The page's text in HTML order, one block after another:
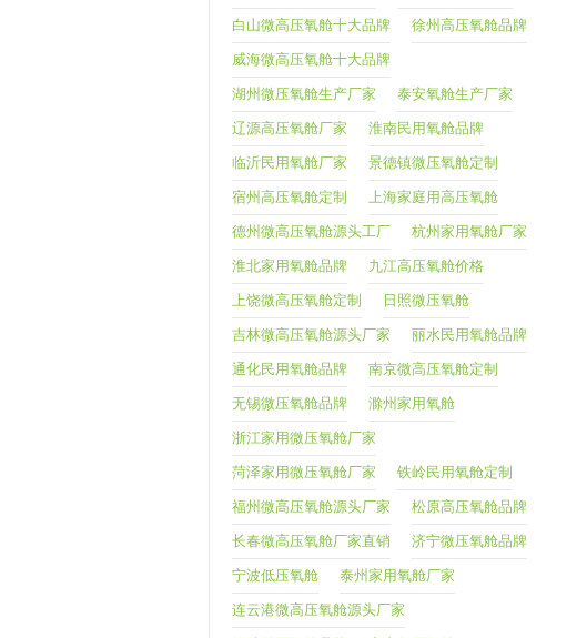
白山微高压氧舱十大品牌 徐州高压氧舱品牌
威海微高压氧舱十大品牌
湖州微压氧舱生产厂家 泰安氧舱生产厂家
辽源高压氧舱厂家 淮南民用氧舱品牌
临沂民用氧舱厂家 景德镇微压氧舱定制
宿州高压氧舱定制 上海家庭用高压氧舱
德州微高压氧舱源头工厂 杭州家用氧舱厂家
淮北家用氧舱品牌 九江高压氧舱价格
上饶微高压氧舱定制 日照微压氧舱
吉林微高压氧舱源头厂家 丽水民用氧舱品牌
通化民用氧舱品牌 南京微高压氧舱定制
无锡微压氧舱品牌 滁州家用氧舱
浙江家用微压氧舱厂家
菏泽家用微压氧舱厂家 铁岭民用氧舱定制
福州微高压氧舱源头厂家 松原高压氧舱品牌
长春微高压氧舱厂家直销 济宁微压氧舱品牌
宁波低压氧舱 泰州家用氧舱厂家
连云港微高压氧舱源头厂家